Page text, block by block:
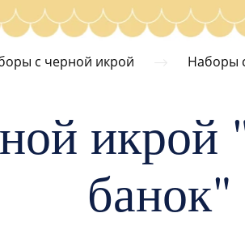
c черной икрой Наборы
икрой
банок"